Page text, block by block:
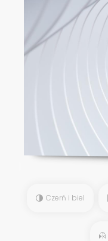
Czerń i biel